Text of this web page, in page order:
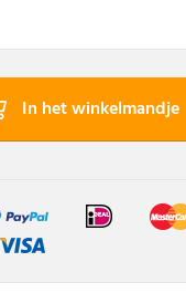
In het winkelmandje